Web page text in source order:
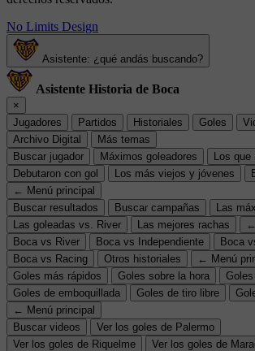
No Limits Design
Asistente: ¿qué andás buscando?
Asistente Historia de Boca
×
Jugadores
Partidos Historiales Goles
Archivo Digital
Más temas
Buscar jugador
Máximos goleadores
Los
Debutaron con gol
Los más viejos y jóvenes
← Menú principal
Buscar resultados
Buscar campañas
Las
Las goleadas vs. River
Las mejores rachas
Boca vs River
Boca vs Independiente
Boca
Boca vs Racing
Otros historiales
← Menú
Goles más rápidos
Goles sobre la hora
Goles de emboquillada
Goles de tiro libre
← Menú principal
Buscar videos
Ver los goles de Palermo
Ver los goles de Riquelme
Ver los goles de